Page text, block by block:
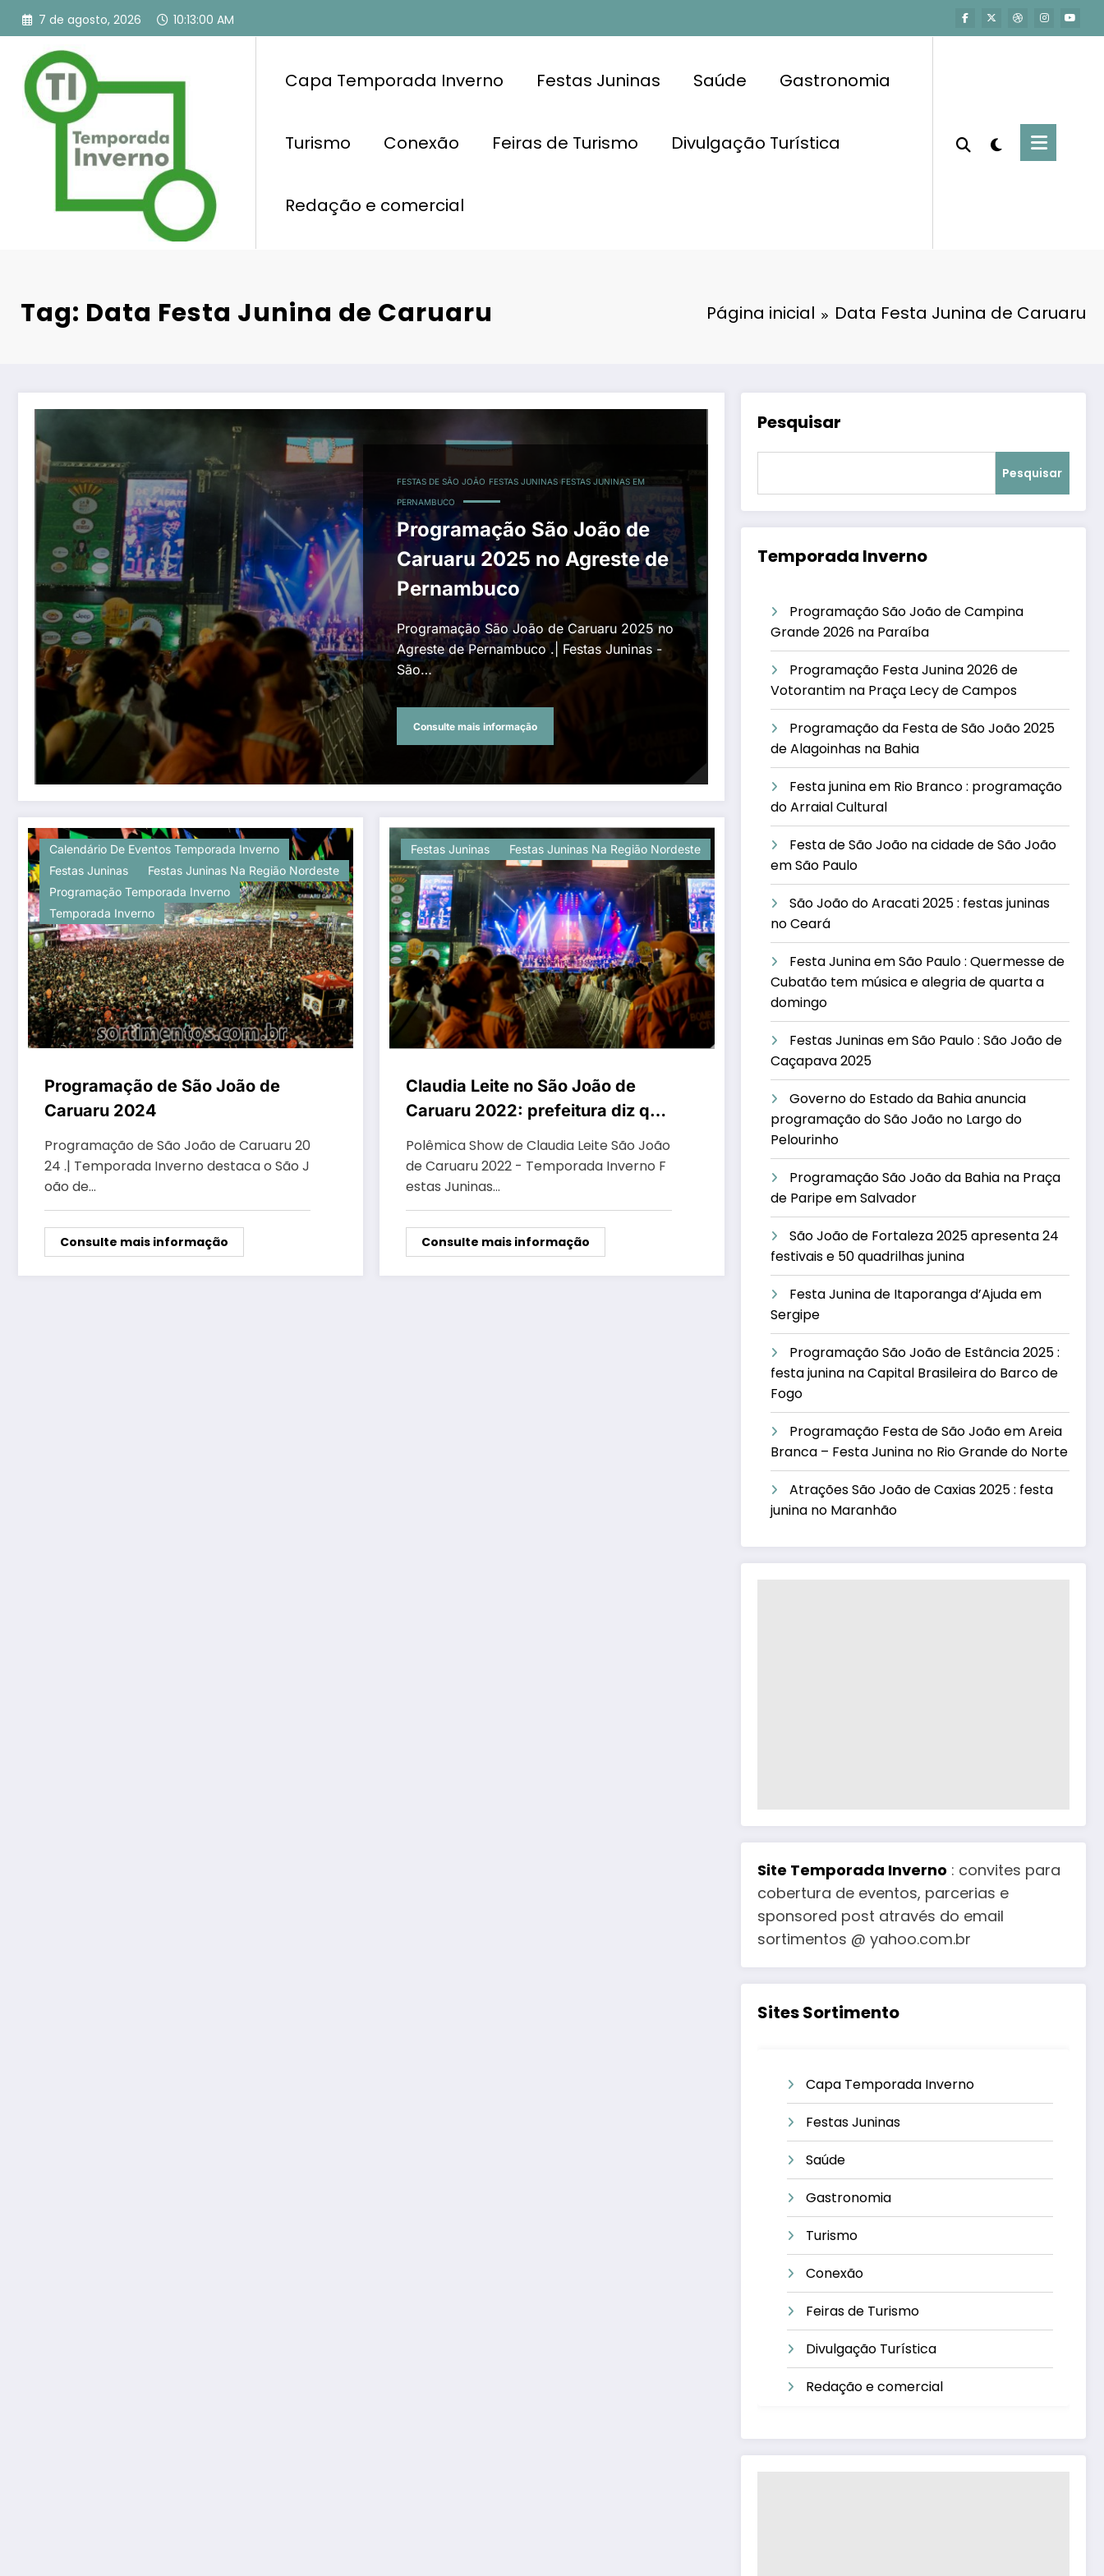
Pular
para
conteúdo
7 de agosto, 2026 10:13:00 AM
Capa Temporada Inverno Festas Juninas Saúde Gastronomia
Turismo Conexão Feiras de Turismo Divulgação Turística
Redação e comercial
Tag: Data Festa Junina de Caruaru Página inicial Data Festa Junina de Caruaru
FESTAS DE SÃO JOÃO FESTAS JUNINAS FESTAS JUNINAS EM
PERNAMBUCO
Programação São João de
Caruaru 2025 no Agreste de
Pernambuco
Programação São João de Caruaru 2025 no
Agreste de Pernambuco .| Festas Juninas -
São…
Consulte mais informação
Calendário De Eventos Temporada Inverno
Festas Juninas
Festas Juninas Na Região Nordeste
Programação Temporada Inverno
Temporada Inverno
Programação de São João de
Caruaru 2024
Programação de São João de Caruaru 20
24 .| Temporada Inverno destaca o São J
oão de…
Consulte mais informação
Festas Juninas Festas Juninas Na Região Nordeste
Claudia Leite no São João de
Caruaru 2022: prefeitura diz que
falha na mesa de som e Polícia
Militar são os motivos do pocket
show
Polêmica Show de Claudia Leite São João
de Caruaru 2022 - Temporada Inverno F
estas Juninas…
Consulte mais informação
Pesquisar
Pesquisar
Temporada Inverno
Programação São João de Campina
Grande 2026 na Paraíba
Programação Festa Junina 2026 de
Votorantim na Praça Lecy de Campos
Programação da Festa de São João 2025
de Alagoinhas na Bahia
Festa junina em Rio Branco : programação
do Arraial Cultural
Festa de São João na cidade de São João
em São Paulo
São João do Aracati 2025 : festas juninas
no Ceará
Festa Junina em São Paulo : Quermesse de
Cubatão tem música e alegria de quarta a
domingo
Festas Juninas em São Paulo : São João de
Caçapava 2025
Governo do Estado da Bahia anuncia
programação do São João no Largo do
Pelourinho
Programação São João da Bahia na Praça
de Paripe em Salvador
São João de Fortaleza 2025 apresenta 24
festivais e 50 quadrilhas junina
Festa Junina de Itaporanga d’Ajuda em
Sergipe
Programação São João de Estância 2025 :
festa junina na Capital Brasileira do Barco de
Fogo
Programação Festa de São João em Areia
Branca – Festa Junina no Rio Grande do Norte
Atrações São João de Caxias 2025 : festa
junina no Maranhão
Site Temporada Inverno : convites para
cobertura de eventos, parcerias e
sponsored post através do email
sortimentos @ yahoo.com.br
Sites Sortimento
Capa Temporada Inverno
Festas Juninas
Saúde
Gastronomia
Turismo
Conexão
Feiras de Turismo
Divulgação Turística
Redação e comercial